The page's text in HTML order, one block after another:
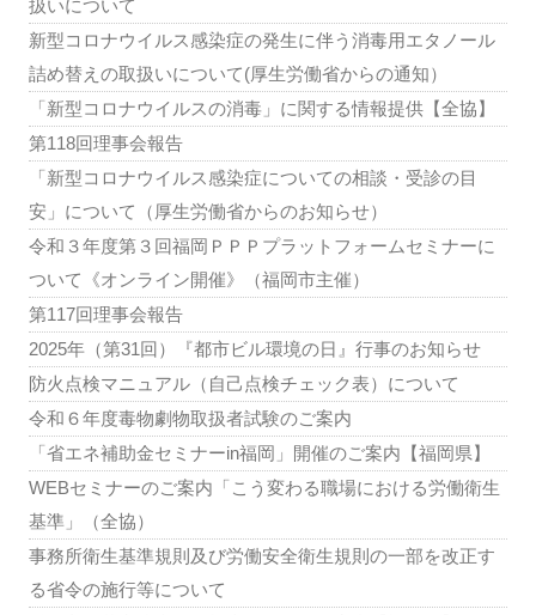
扱いについて
新型コロナウイルス感染症の発生に伴う消毒用エタノール
詰め替えの取扱いについて(厚生労働省からの通知）
「新型コロナウイルスの消毒」に関する情報提供【全協】
第118回理事会報告
「新型コロナウイルス感染症についての相談・受診の目
安」について（厚生労働省からのお知らせ）
令和３年度第３回福岡ＰＰＰプラットフォームセミナーに
ついて《オンライン開催》（福岡市主催）
第117回理事会報告
2025年（第31回）『都市ビル環境の日』行事のお知らせ
防火点検マニュアル（自己点検チェック表）について
令和６年度毒物劇物取扱者試験のご案内
「省エネ補助金セミナーin福岡」開催のご案内【福岡県】
WEBセミナーのご案内「こう変わる職場における労働衛生
基準」（全協）
事務所衛生基準規則及び労働安全衛生規則の一部を改正す
る省令の施行等について